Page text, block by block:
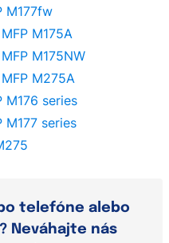
M177fw
M175A
M175NW
M275A
M176 series
M177 series
telefóne alebo
Neváhajte nás